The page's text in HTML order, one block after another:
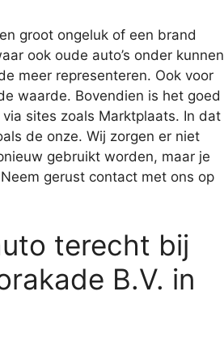
groot ongeluk of een brand
ook oude auto’s onder kunnen
meer representeren. Ook voor
waarde. Bovendien is het goed
sites zoals Marktplaats. In dat
de onze. Wij zorgen er niet
gebruikt worden, maar je
gerust contact met ons op
terecht bij
B.V. in